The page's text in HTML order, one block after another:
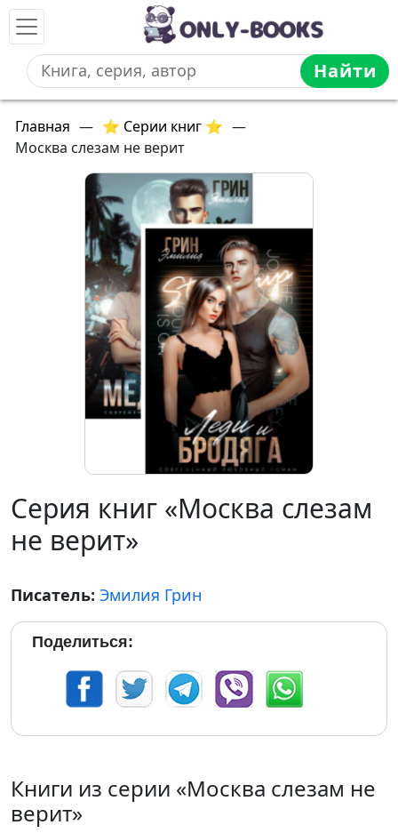
Найти
Главная — ⭐ Серии книг ⭐ —
Москва слезам не верит
Серия книг «Москва слезам
не верит»
Писатель: Эмилия Грин
Поделиться:
Книги из серии «Москва слезам не
верит»